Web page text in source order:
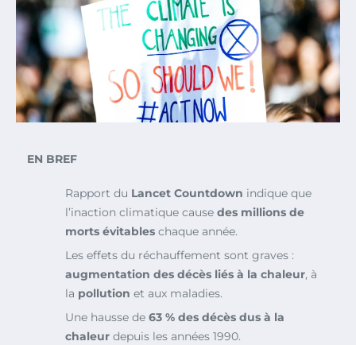
EN BREF
Rapport du Lancet Countdown indique que
l’inaction climatique cause des millions de
morts évitables chaque année.
Les effets du réchauffement sont graves :
augmentation des décès liés à la chaleur, à
la pollution et aux maladies.
Une hausse de 63 % des décès dus à la
chaleur depuis les années 1990.